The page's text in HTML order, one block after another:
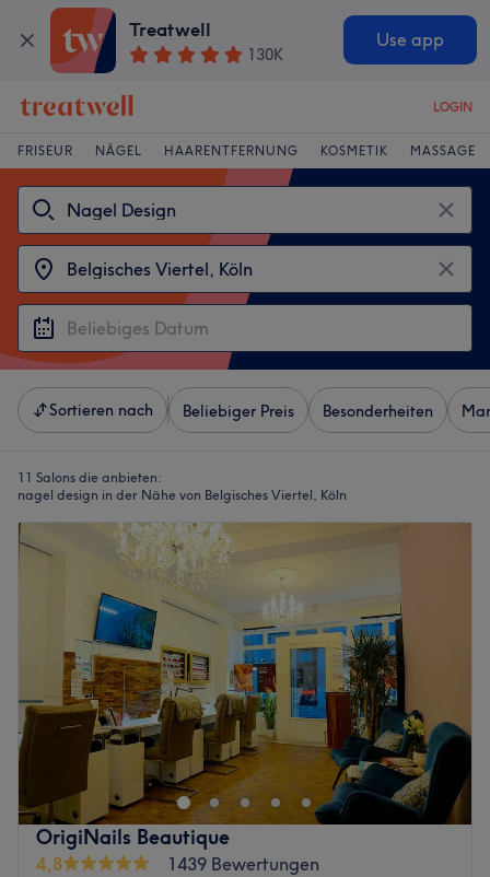
Treatwell
130K
Use app
LOGIN
FRISEUR NÄGEL HAARENTFERNUNG KOSMETIK MASSAGE
Sortieren nach Beliebiger Preis Besonderheiten
11 Salons die anbieten:
nagel design in der Nähe von Belgisches Viertel, Köln
OrigiNails Beautique
4,8
1439 Bewertungen